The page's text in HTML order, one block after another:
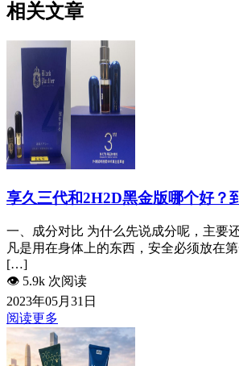
相关文章
享久三代和2H2D黑金版哪个好？
一、成分对比 为什么先说成分呢，主要
凡是用在身体上的东西，安全必须放在
[…]
👁️ 5.9k 次阅读
2023年05月31日
阅读更多